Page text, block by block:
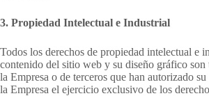
3. Propiedad Intelectual e Industrial
Todos los derechos de propiedad intelectual e
contenido del sitio web y su diseño gráfico
la Empresa o de terceros que han autorizado
la Empresa el ejercicio exclusivo de los